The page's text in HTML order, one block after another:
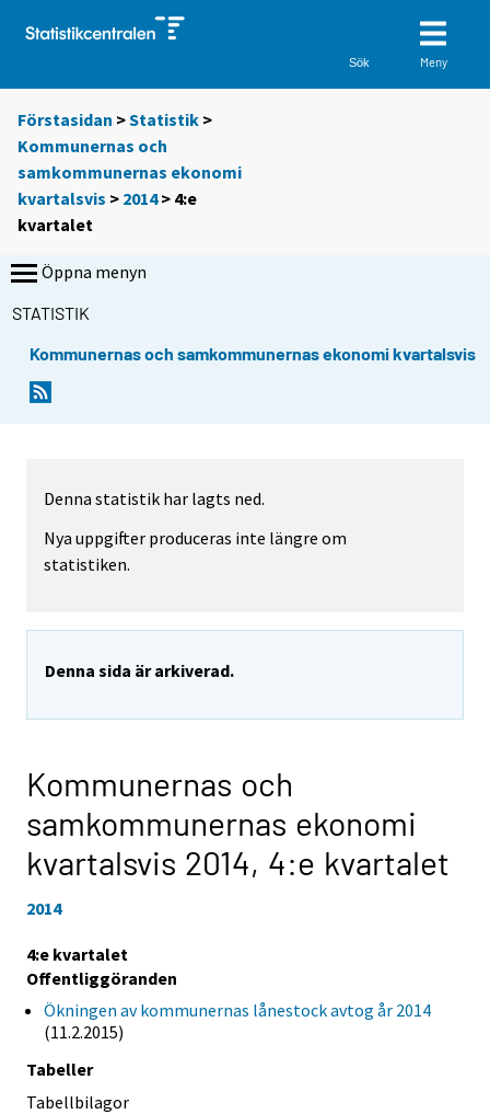
Sök Meny
Förstasidan >Statistik >
Kommunernas och
samkommunernas ekonomi
kvartalsvis > 2014> 4:e
kvartalet
Öppna menyn
STATISTIK
Kommunernas och samkommunernas ekonomi kvartalsvis
Denna statistik har lagts ned.
Nya uppgifter produceras inte längre om
statistiken.
Denna sida är arkiverad.
Kommunernas och
samkommunernas ekonomi
kvartalsvis 2014, 4:e kvartalet
2014
4:e kvartalet
Offentliggöranden
Ökningen av kommunernas lånestock avtog år 2014
(11.2.2015)
Tabeller
Tabellbilagor